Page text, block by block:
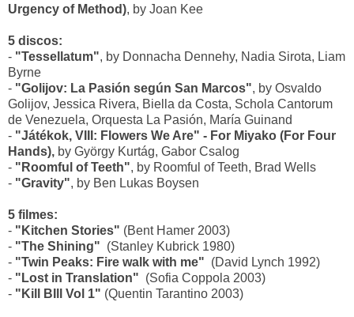
Urgency of Method), by Joan Kee
5 discos:
- "Tessellatum", by Donnacha Dennehy, Nadia Sirota, Liam
Byrne
- "Golijov: La Pasión según San Marcos", by Osvaldo
Golijov, Jessica Rivera, Biella da Costa, Schola Cantorum
de Venezuela, Orquesta La Pasión, María Guinand
- "Játékok, VIII: Flowers We Are" - For Miyako (For Four
Hands), by György Kurtág, Gabor Csalog
- "Roomful of Teeth", by Roomful of Teeth, Brad Wells
- "Gravity", by Ben Lukas Boysen
5 filmes:
- "Kitchen Stories" (Bent Hamer 2003)
- "The Shining" (Stanley Kubrick 1980)
- "Twin Peaks: Fire walk with me" (David Lynch 1992)
- "Lost in Translation" (Sofia Coppola 2003)
- "Kill BIll Vol 1" (Quentin Tarantino 2003)